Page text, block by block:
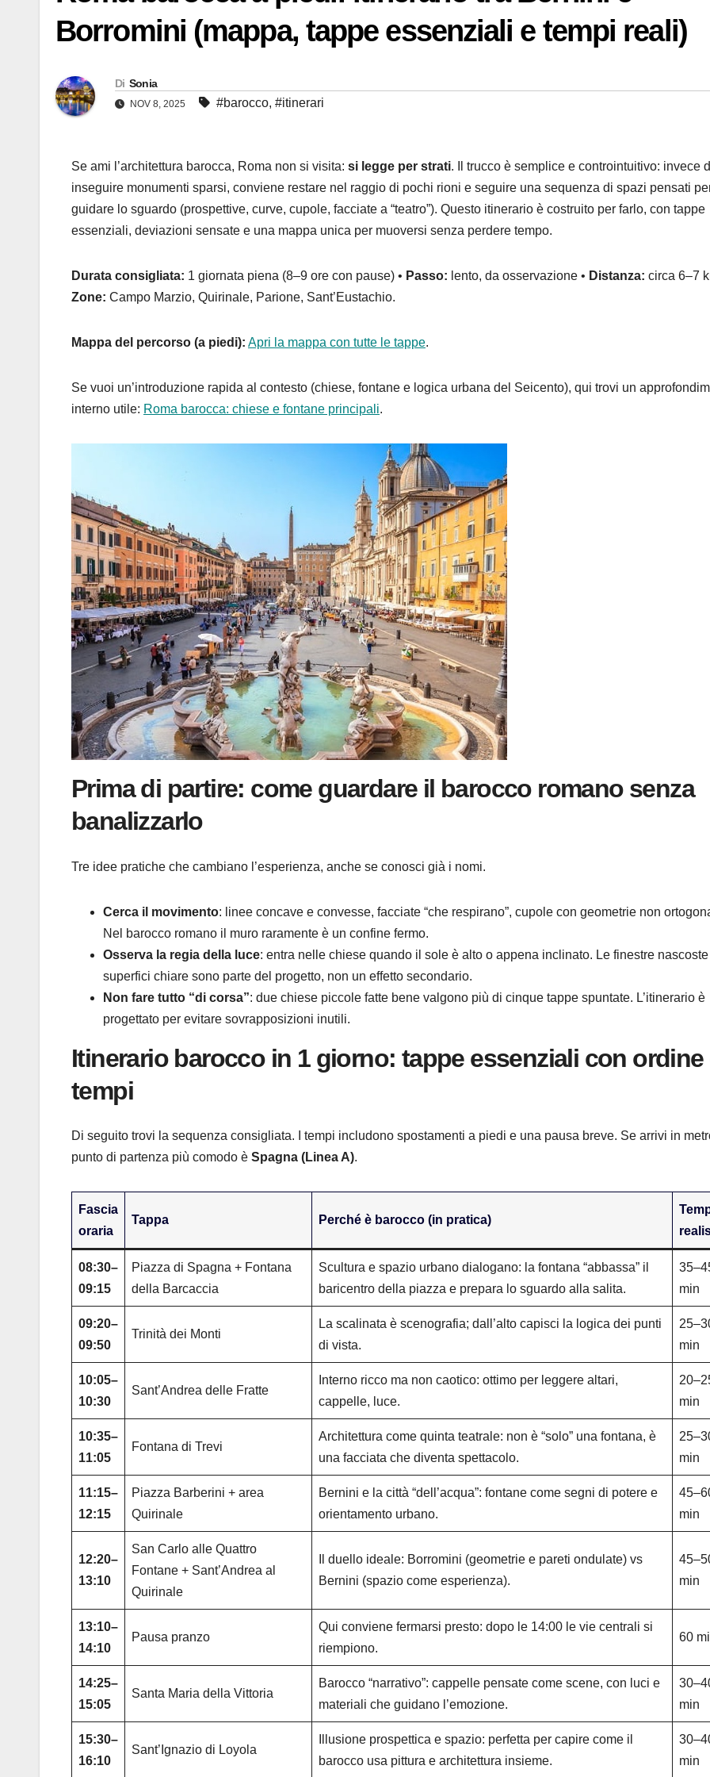
Borromini (mappa, tappe essenziali e tempi reali)
Di Sonia
NOV 8, 2025 #barocco, #itinerari
Se ami l’architettura barocca, Roma non si visita: si legge per strati. Il trucco è semplice e controintuitivo: invece
inseguire monumenti sparsi, conviene restare nel raggio di pochi rioni e seguire una sequenza di spazi pensati
guidare lo sguardo (prospettive, curve, cupole, facciate a “teatro”). Questo itinerario è costruito per farlo, con tappe
essenziali, deviazioni sensate e una mappa unica per muoversi senza perdere tempo.
Durata consigliata: 1 giornata piena (8–9 ore con pause) • Passo: lento, da osservazione • Distanza: circa 6–7
Zone: Campo Marzio, Quirinale, Parione, Sant’Eustachio.
Mappa del percorso (a piedi): Apri la mappa con tutte le tappe.
Se vuoi un’introduzione rapida al contesto (chiese, fontane e logica urbana del Seicento), qui trovi un
interno utile: Roma barocca: chiese e fontane principali.
Prima di partire: come guardare il barocco romano senza
banalizzarlo
Tre idee pratiche che cambiano l’esperienza, anche se conosci già i nomi.
Cerca il movimento: linee concave e convesse, facciate “che respirano”, cupole con geometrie non
Nel barocco romano il muro raramente è un confine fermo.
Osserva la regia della luce: entra nelle chiese quando il sole è alto o appena inclinato. Le finestre
superfici chiare sono parte del progetto, non un effetto secondario.
Non fare tutto “di corsa”: due chiese piccole fatte bene valgono più di cinque tappe spuntate. L’itinerario è
progettato per evitare sovrapposizioni inutili.
Itinerario barocco in 1 giorno: tappe essenziali con ordine
tempi
Di seguito trovi la sequenza consigliata. I tempi includono spostamenti a piedi e una pausa breve. Se arrivi in
punto di partenza più comodo è Spagna (Linea A).
Fascia
oraria
Tappa Perché è barocco (in pratica)
08:30–
09:15
Piazza di Spagna + Fontana
della Barcaccia
Scultura e spazio urbano dialogano: la fontana “abbassa” il
baricentro della piazza e prepara lo sguardo alla salita.
min
09:20–
09:50
Trinità dei Monti
La scalinata è scenografia; dall’alto capisci la logica dei punti
di vista.
min
10:05–
10:30
Sant’Andrea delle Fratte
Interno ricco ma non caotico: ottimo per leggere altari,
cappelle, luce.
min
10:35–
11:05
Fontana di Trevi
Architettura come quinta teatrale: non è “solo” una fontana, è
una facciata che diventa spettacolo.
min
11:15–
12:15
Piazza Barberini + area
Quirinale
Bernini e la città “dell’acqua”: fontane come segni di potere e
orientamento urbano.
min
12:20–
13:10
San Carlo alle Quattro
Fontane + Sant’Andrea al
Quirinale
Il duello ideale: Borromini (geometrie e pareti ondulate) vs
Bernini (spazio come esperienza).
min
13:10–
14:10
Pausa pranzo
Qui conviene fermarsi presto: dopo le 14:00 le vie centrali si
riempiono.
60
14:25–
15:05
Santa Maria della Vittoria
Barocco “narrativo”: cappelle pensate come scene, con luci e
materiali che guidano l’emozione.
min
15:30–
16:10
Sant’Ignazio di Loyola
Illusione prospettica e spazio: perfetta per capire come il
barocco usa pittura e architettura insieme.
min